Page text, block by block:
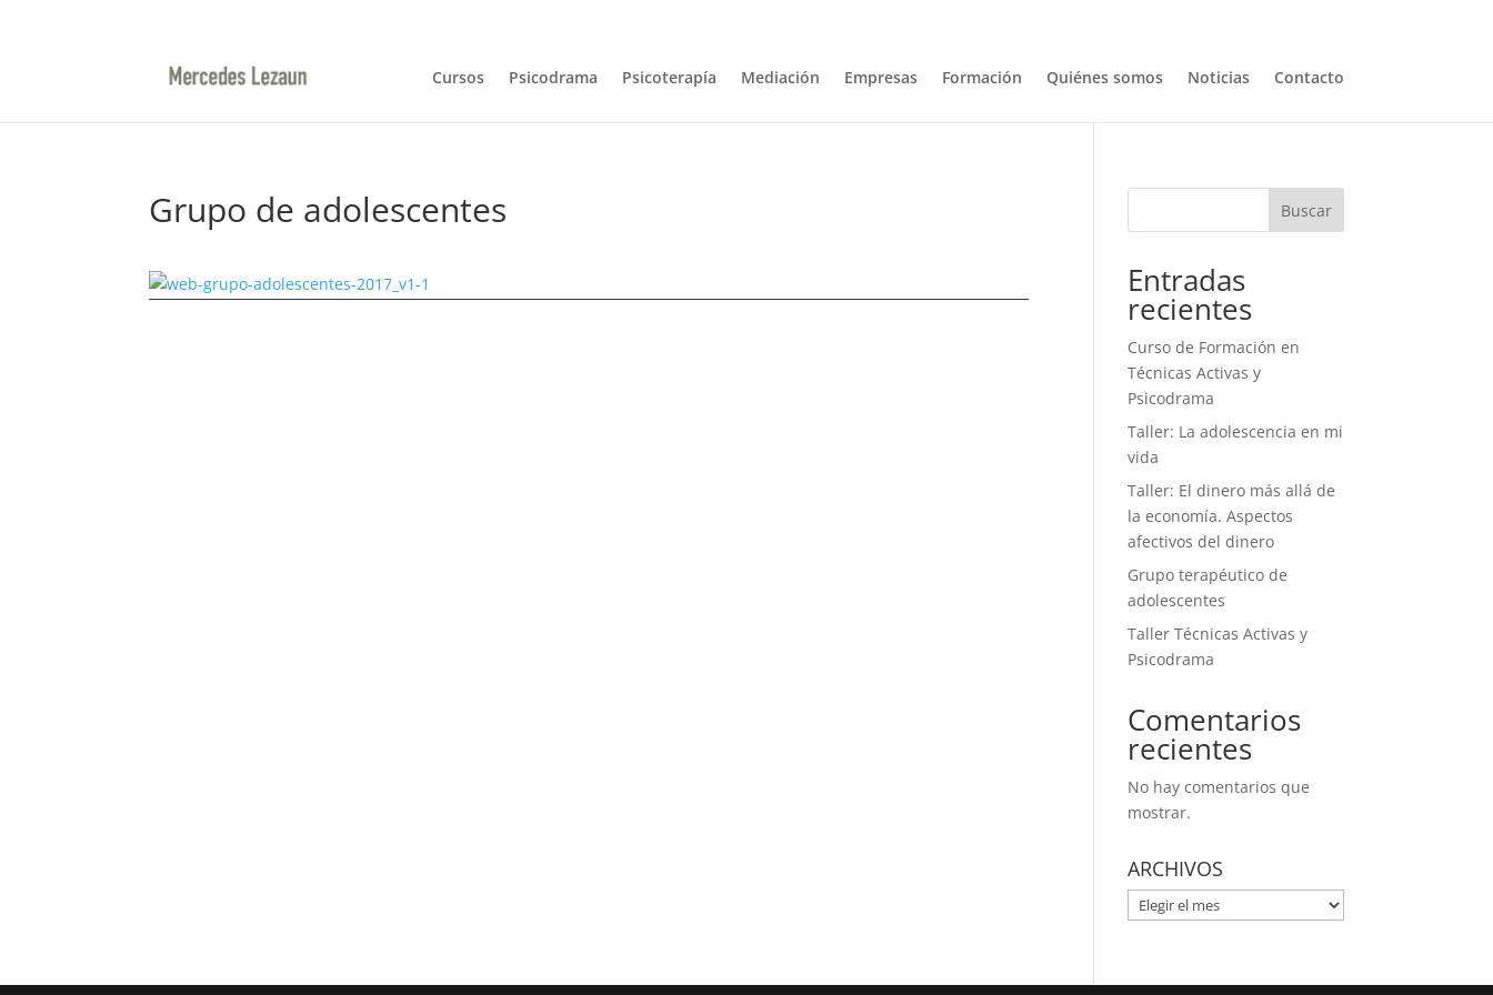
Cursos Psicodrama Psicoterapía Mediación Empresas Formación Quiénes somos Noticias Contacto
Grupo de adolescentes Buscar
Entradas
recientes
Curso de Formación en
Técnicas Activas y
Psicodrama
Taller: La adolescencia en mi
vida
Taller: El dinero más allá de
la economía. Aspectos
afectivos del dinero
Grupo terapéutico de
adolescentes
Taller Técnicas Activas y
Psicodrama
Comentarios
recientes
No hay comentarios que
mostrar.
ARCHIVOS
ARCHIVOS